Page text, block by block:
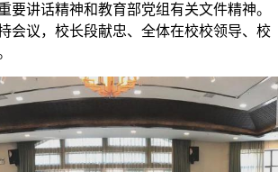
要讲话精神和教育部党组有关文件精神。
会议，校长段献忠、全体在校校领导、校